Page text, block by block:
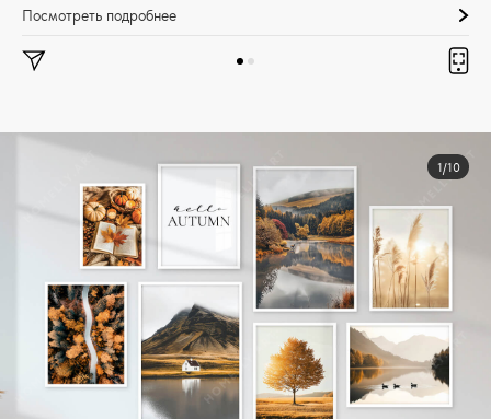
Посмотреть подробнее
1/10